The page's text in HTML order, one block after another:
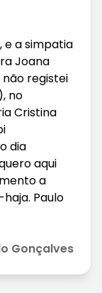
e a simpatia
Joana
registei
no
Cristina
dia
aqui
a
Paulo
Gonçalves